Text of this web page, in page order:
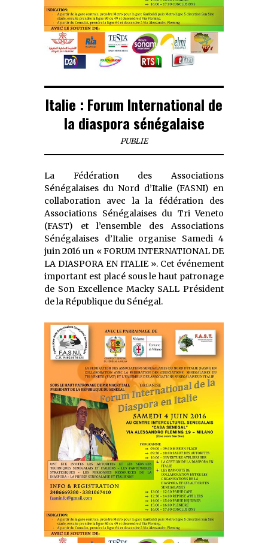
Italie : Forum International de
la diaspora sénégalaise
PUBLIE
La Fédération des Associations
Sénégalaises du Nord d’Italie (FASNI) en
collaboration avec la la fédération des
Associations Sénégalaises du Tri Veneto
(FAST) et l’ensemble des Associations
Sénégalaises d’Italie organise Samedi 4
juin 2016 un « FORUM INTERNATIONAL DE
LA DIASPORA EN ITALIE ». Cet événement
important est placé sous le haut patronage
de Son Excellence Macky SALL Président
de la République du Sénégal.